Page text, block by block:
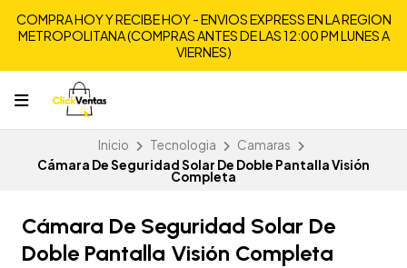
COMPRA HOY Y RECIBE HOY - ENVIOS EXPRESS EN LA REGION
METROPOLITANA (COMPRAS ANTES DE LAS 12:00 PM LUNES A
VIERNES)
Inicio Tecnologia
Camaras
Cámara De Seguridad Solar De Doble Pantalla Visión
Completa
Cámara De Seguridad Solar De
Doble Pantalla Visión Completa